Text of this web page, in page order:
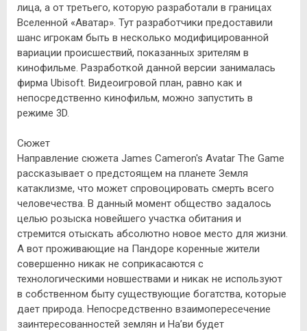
лица, а от третьего, которую разработали в границах
Вселенной «Аватар». Тут разработчики предоставили
шанс игрокам быть в несколько модифицированной
вариации происшествий, показанных зрителям в
кинофильме. Разработкой данной версии занималась
фирма Ubisoft. Видеоигровой план, равно как и
непосредственно кинофильм, можно запустить в
режиме 3D.
Сюжет
Направление сюжета James Cameron's Avatar The Game
рассказывает о предстоящем на планете Земля
катаклизме, что может спровоцировать смерть всего
человечества. В данный момент общество задалось
целью розыска новейшего участка обитания и
стремится отыскать абсолютно новое место для жизни.
А вот проживающие на Пандоре коренные жители
совершенно никак не соприкасаются с
технологическими новшествами и никак не используют
в собственном быту существующие богатства, которые
дает природа. Непосредственно взаимопересечение
заинтересованностей землян и На’ви будет